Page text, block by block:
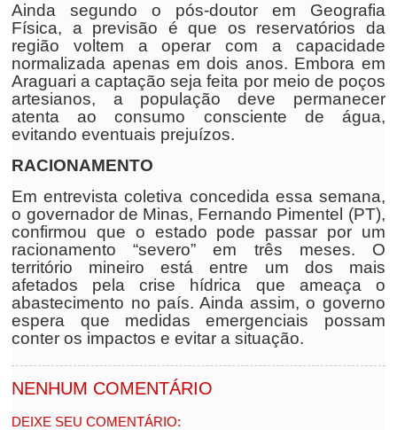
Ainda segundo o pós-doutor em Geografia
Física, a previsão é que os reservatórios da
região voltem a operar com a capacidade
normalizada apenas em dois anos. Embora em
Araguari a captação seja feita por meio de poços
artesianos, a população deve permanecer
atenta ao consumo consciente de água,
evitando eventuais prejuízos.
RACIONAMENTO
Em entrevista coletiva concedida essa semana,
o governador de Minas, Fernando Pimentel (PT),
confirmou que o estado pode passar por um
racionamento “severo” em três meses. O
território mineiro está entre um dos mais
afetados pela crise hídrica que ameaça o
abastecimento no país. Ainda assim, o governo
espera que medidas emergenciais possam
conter os impactos e evitar a situação.
NENHUM COMENTÁRIO
DEIXE SEU COMENTÁRIO: